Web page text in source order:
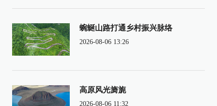
蜿蜒山路打通乡村振兴脉络
2026-08-06 13:26
高原风光旖旎
2026-08-06 11:32